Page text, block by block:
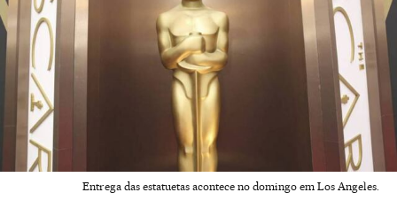
Entrega das estatuetas acontece no domingo em Los Angeles.